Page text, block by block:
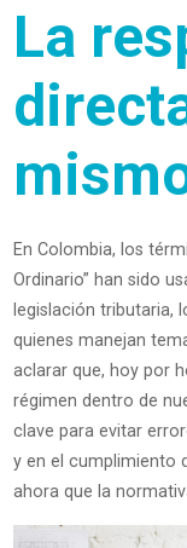
La
En Colombia, los
Ordinario” han sido
legislación tributaria,
quienes manejan
aclarar que, hoy por
régimen dentro de
clave para evitar
y en el cumplimiento
ahora que la